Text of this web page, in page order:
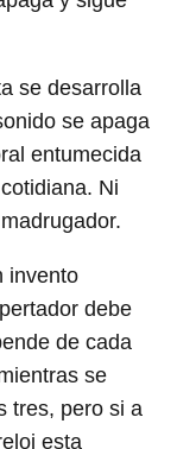
se desarrolla
se apaga
entumecida
Ni
invento
debe
de cada
se
tres, pero si a
esta